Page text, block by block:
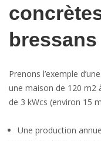
bressans
Prenons l’exemple d’une
une maison de 120 m2
de 3 kWcs (environ 15
Une production